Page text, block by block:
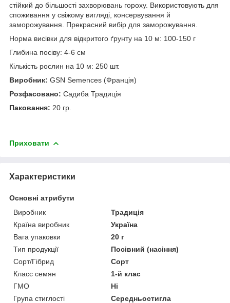
стійкий до більшості захворювань гороху. Використовують для
споживання у свіжому вигляді, консервування й
заморожування. Прекрасний вибір для заморожування.
Норма висівки для відкритого ґрунту на 10 м: 100-150 г
Глибина посіву: 4-6 см
Кількість рослин на 10 м: 250 шт.
Виробник: GSN Semences (Франція)
Розфасовано: Садиба Традиція
Паковання: 20 гр.
Приховати
Характеристики
Основні атрибути
Виробник
Традиція
Країна виробник
Україна
Вага упаковки
20 г
Тип продукції
Посівний (насіння)
Сорт/Гібрид
Сорт
Класс семян
1-й клас
ГМО
Ні
Група стиглості
Середньостигла